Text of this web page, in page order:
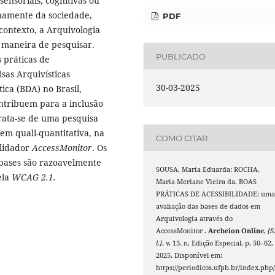
da sociedade,
a Arquivologia
de pesquisar.
práticas de
Arquivísticas
(BDA) no Brasil,
para a inclusão
se de uma pesquisa
quali-quantitativa, na
AccessMonitor. Os
são razoavelmente
WCAG 2.1.
PDF
PUBLICADO
30-03-2025
COMO CITAR
SOUSA, Maria Eduarda; ROCHA,
Maria Meriane Vieira da. BOAS
PRÁTICAS DE ACESSIBILIDADE: uma
avaliação das bases de dados em
Arquivologia através do
AccessMonitor .Archeion Online,
l.], v. 13, n. Edição Especial, p. 50–62,
2025. Disponível em:
https://periodicos.ufpb.br/index.php/